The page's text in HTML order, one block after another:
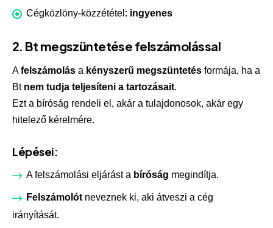
Cégközlöny-közzététel: ingyenes
2. Bt megszüntetése felszámolással
Afelszámolás a kényszerű megszüntetés formája, ha a
Bt nem tudja teljesíteni a tartozásait.
Ezt a bíróság rendeli el, akár a tulajdonosok, akár egy
hitelező kérelmére.
Lépései:
A felszámolási eljárást a bíróság megindítja.
Felszámolót neveznek ki, aki átveszi a cég
irányítását.